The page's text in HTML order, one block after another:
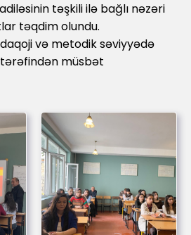
təşkili ilə bağlı nəzəri
təqdim olundu.
və metodik səviyyədə
müsbət